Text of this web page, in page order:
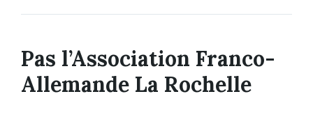
Pas l’Association Franco-
Allemande La Rochelle